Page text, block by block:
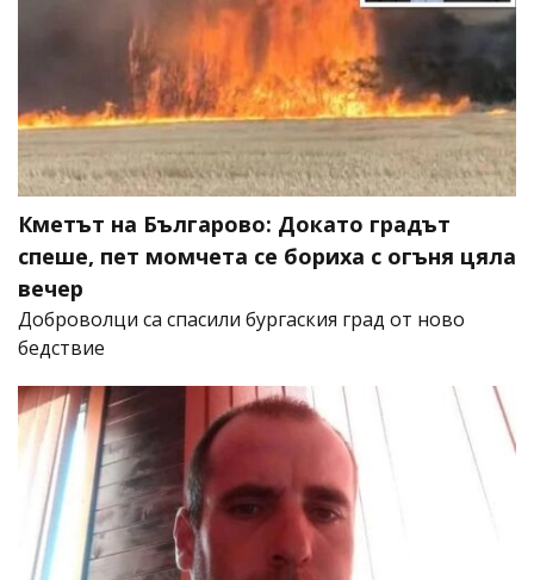
Кметът на Българово: Докато градът
спеше, пет момчета се бориха с огъня цяла
вечер
Доброволци са спасили бургаския град от ново
бедствие